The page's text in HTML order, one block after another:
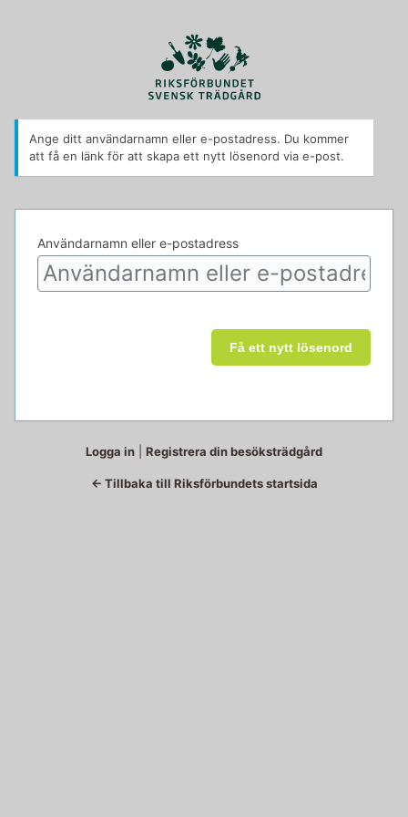
Ange ditt användarnamn eller e-postadress. Du kommer
att få en länk för att skapa ett nytt lösenord via e-post.
Användarnamn eller e-postadress
Logga in Registrera din besöksträdgård
← Tillbaka till Riksförbundets startsida